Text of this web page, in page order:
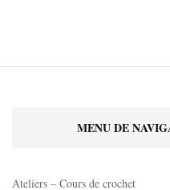
plusieurs
options
être
MENU DE
Ateliers – Cours de crochet